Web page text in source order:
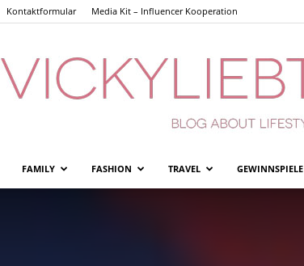
Kontaktformular Media Kit – Influencer Kooperation
FAMILY FASHION TRAVEL GEWINNSPIELE